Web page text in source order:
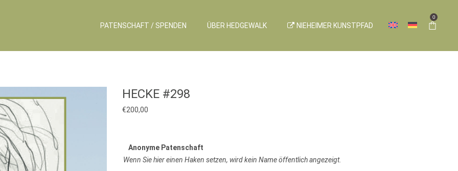
PATENSCHAFT / SPENDEN ÜBER HEDGEWALK NIEHEIMER KUNSTPFAD
0
HECKE #298
€200,00
Anonyme Patenschaft
Wenn Sie hier einen Haken setzen, wird kein Name öffentlich angezeigt.